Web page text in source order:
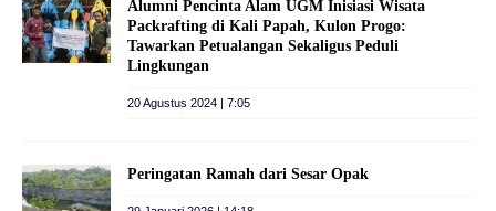
Alumni Pencinta Alam UGM Inisiasi Wisata
Packrafting di Kali Papah, Kulon Progo:
Tawarkan Petualangan Sekaligus Peduli
Lingkungan
20 Agustus 2024 | 7:05
Peringatan Ramah dari Sesar Opak